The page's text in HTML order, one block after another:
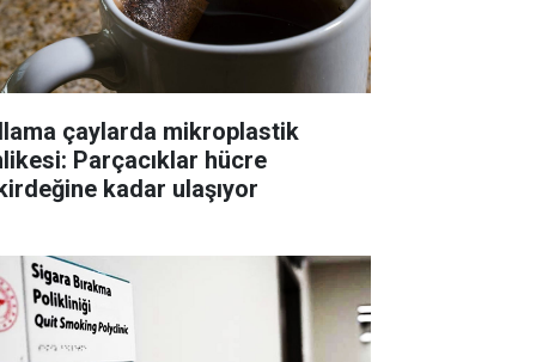
çaylarda mikroplastik
Parçacıklar hücre
kadar ulaşıyor